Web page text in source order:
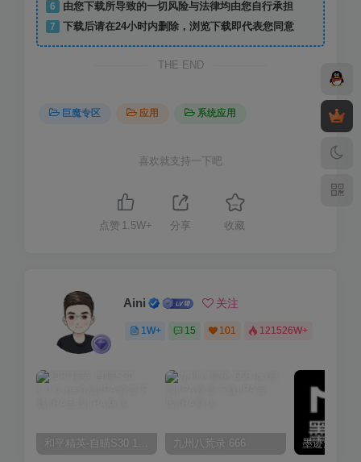
6
由您下载所导致的一切风险与法律均由您自行承担
7
下载后请在24小时内删除，浏览下载即代表您同意
THE END
巨魔专区 应用 系统应用
喜欢就支持一下吧
点赞 1.5W+ 分享 收藏
Aini 关注
1W+ 15 101 121526W+
和平精英-自瞄S30 1.0.0 九州八荒录 666